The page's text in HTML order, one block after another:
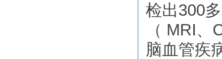
检出300
（ MRI
脑血管疾